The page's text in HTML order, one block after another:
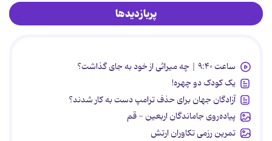
پربازدیدها
ساعت ۹:۴۰ | چه میراثی از خود به جای گذاشت؟
یک کودک دو چهره!
آزادگان جهان برای حذف ترامپ دست به کار شدند؟
پیاده‌روی جاماندگان اربعین - قم
تمرین رزمی تکاوران ارتش